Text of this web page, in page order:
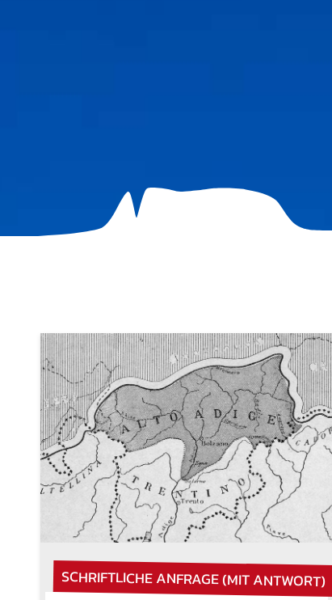
SCHRIFTLICHE ANFRAGE (MIT ANTWORT)